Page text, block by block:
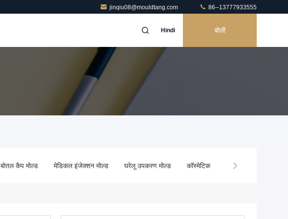
jinqiu08@mouldtang.com 86--13777933555
Hindi बोली
बोतल कैप मोल्ड मेडिकल इंजेक्शन मोल्ड घरेलू उपकरण मोल्ड कॉस्मेटिक इंजेक्शन मोल्डिंग